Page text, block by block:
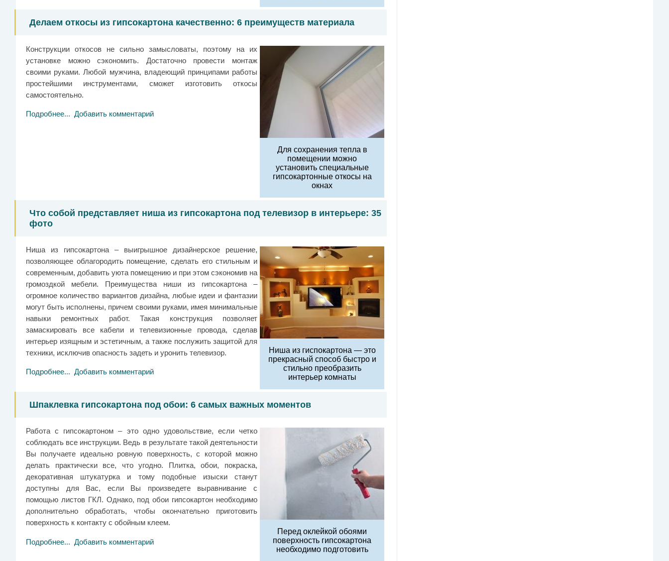
Делаем откосы из гипсокартона качественно: 6 преимуществ материала
Для сохранения тепла в
помещении можно
установить специальные
гипсокартонные откосы на
окнах
Конструкции откосов не сильно замысловаты, поэтому на их
установке можно сэкономить. Достаточно провести монтаж
своими руками. Любой мужчина, владеющий принципами работы
простейшими инструментами, сможет изготовить откосы
самостоятельно.
Подробнее... Добавить комментарий
Что собой представляет ниша из гипсокартона под телевизор в интерьере: 35
фото
Ниша из гиспокартона — это
прекрасный способ быстро и
стильно преобразить
интерьер комнаты
Ниша из гипсокартона – выигрышное дизайнерское решение,
позволяющее облагородить помещение, сделать его стильным и
современным, добавить уюта помещению и при этом сэкономив на
громоздкой мебели. Преимущества ниши из гипсокартона –
огромное количество вариантов дизайна, любые идеи и фантазии
могут быть исполнены, причем своими руками, имея минимальные
навыки ремонтных работ. Такая конструкция позволяет
замаскировать все кабели и телевизионные провода, сделав
интерьер изящным и эстетичным, а также послужить защитой для
техники, исключив опасность задеть и уронить телевизор.
Подробнее... Добавить комментарий
Шпаклевка гипсокартона под обои: 6 самых важных моментов
Перед оклейкой обоями
поверхность гипсокартона
необходимо подготовить
Работа с гипсокартоном – это одно удовольствие, если четко
соблюдать все инструкции. Ведь в результате такой деятельности
Вы получаете идеально ровную поверхность, с которой можно
делать практически все, что угодно. Плитка, обои, покраска,
декоративная штукатурка и тому подобные изыски станут
доступны для Вас, если Вы произведете выравнивание с
помощью листов ГКЛ. Однако, под обои гипсокартон необходимо
дополнительно обработать, чтобы окончательно приготовить
поверхность к контакту с обойным клеем.
Подробнее... Добавить комментарий